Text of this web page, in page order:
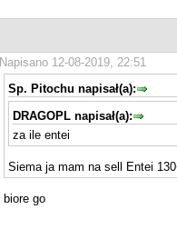
Napisano 12-08-2019, 22:51
Sp. Pitochu napisał(a):
DRAGOPL napisał(a):
za ile entei
Siema ja mam na sell Entei
biore go